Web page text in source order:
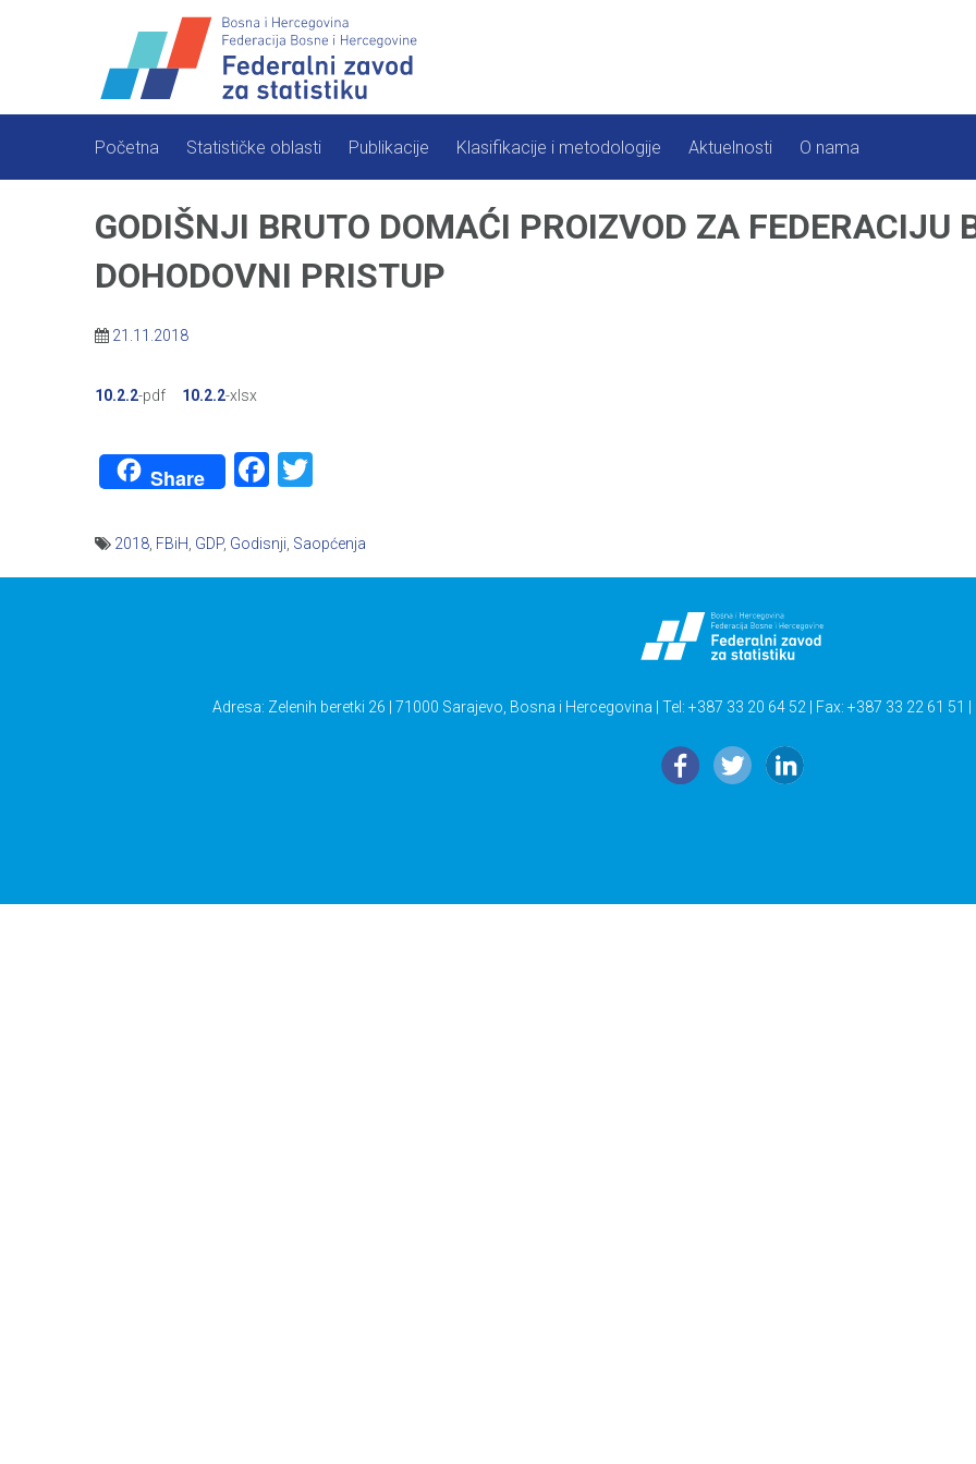
Početna Statističke oblasti Publikacije Klasifikacije i metodologije Aktuelnosti O nama
GODIŠNJI BRUTO DOMAĆI PROIZVOD ZA FEDERACIJU
DOHODOVNI PRISTUP
21.11.2018
10.2.2-pdf 10.2.2-xlsx
Share Facebook
2018 FBiH GDP, Godisnji Saopćenja
Adresa: Zelenih beretki 26 | 71000 Sarajevo, Bosna i Hercegovina | Tel: +387 33 20 64 52 | Fax: +387 33 22 61 51 |